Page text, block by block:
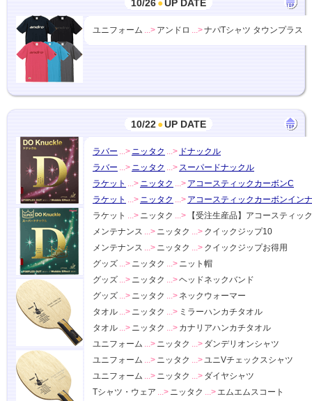
●
10/26 UP DATE
ユニフォーム ...> アンドロ ...>ナパTシャツ タウンプラス
●
10/22 UP DATE
ラバー ...> ニッタク ...> ドナックル
ラバー ...> ニッタク ...> スーパードナックル
ラケット ...> ニッタク ...> アコースティックカーボンC
ラケット ...> ニッタク ...> アコースティックカーボンイン
ラケット ...> ニッタク ...>
【受注生産品】アコースティッ
メンテナンス ...> ニッタク ...> クイックジップ10
メンテナンス ...> ニッタク ...> クイックジップお得用
グッズ ...> ニッタク ...> ニット帽
グッズ ...> ニッタク ...>ヘッドネックバンド
グッズ ...> ニッタク ...> ネックウォーマー
タオル ...> ニッタク ...> ミラーハンカチタオル
タオル ...> ニッタク ...> カナリアハンカチタオル
ユニフォーム ...> ニッタク ...> ダンデリオンシャツ
ユニフォーム ...> ニッタク ...>ユニVチェックスシャツ
ユニフォーム ...> ニッタク ...> ダイヤシャツ
Tシャツ・ウェア ...> ニッタク ...> エムエムスコート